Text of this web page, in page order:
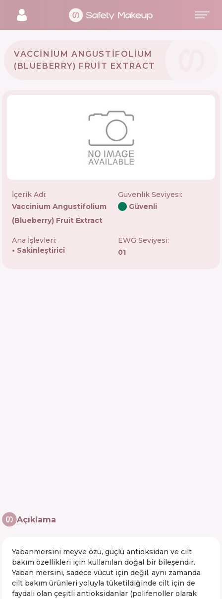
VACCINIUM ANGUSTIFOLIUM
(BLUEBERRY) FRUIT EXTRACT
İçerik Adı:
Vaccinium Angustifolium
(blueberry) Fruit Extract
Güvenlik Seviyesi:
Güvenli
Ana İşlevleri:
Sakinleştirici
EWG Seviyesi:
01
Açıklama
Yabanmersini meyve özü, güçlü antioksidan ve cilt
bakım özellikleri için kullanılan doğal bir bileşendir.
Yaban mersini, sadece vücut için değil, aynı zamanda
cilt bakım ürünleri yoluyla tüketildiğinde cilt için de
faydalı olan çeşitli antioksidanlar (polifenoller olarak